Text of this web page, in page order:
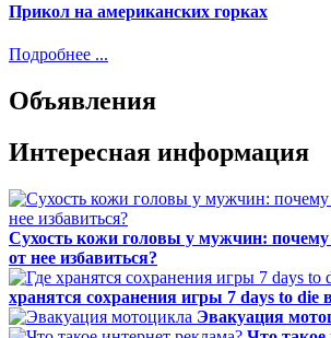
Прикол на американских горках
Подробнее ...
Объявления
Интересная информация
Сухость кожи головы у мужчин: почему
от нее избавиться?
хранятся сохранения игры 7 days to die
Эвакуация